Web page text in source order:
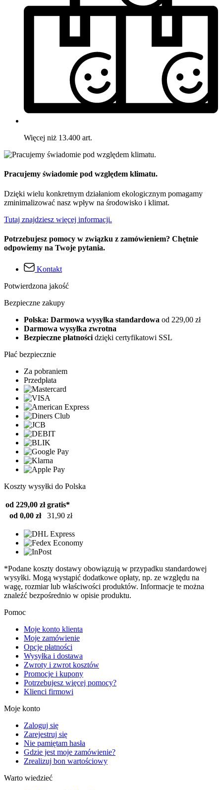
Więcej niż 13.400 art.
Pracujemy świadomie pod względem klimatu.
Dzięki wielu konkretnym działaniom ekologicznym pomagamy
zminimalizować nasz wpływ na środowisko i klimat.
Tutaj znajdziesz więcej informacji.
Potrzebujesz pomocy w związku z zamówieniem? Chętnie
odpowiemy na Twoje pytania.
Kontakt
Potwierdzona jakość
Bezpieczne zakupy
Polska: Darmowa wysyłka standardowa od 229,00 zł
Darmowa wysyłka zwrotna
Bezpieczne płatności dzięki certyfikatowi SSL
Płać bezpiecznie
Za pobraniem
Przedpłata
Koszty wysyłki do Polska
od 229,00 zł gratis*
od 0,00 zł
31,90 zł
*Podane koszty dostawy obowiązują w przypadku standardowej
wysyłki. Mogą wystąpić dodatkowe opłaty, np. ze względu na
wagę, rozmiar lub właściwości produktów. Informacje te można
znaleźć bezpośrednio w opisie produktu.
Pomoc
Moje konto klienta
Moje zamówienie
Opcje płatności
Wysyłka i dostawa
Zwroty i zwrot kosztów
Promocje i kupony
Potrzebujesz więcej pomocy?
Klienci firmowi
Moje konto
Zaloguj się
Zarejestruj się
Nie pamiętam hasła
Gdzie jest moje zamówienie?
Zrealizuj bon wartościowy
Warto wiedzieć